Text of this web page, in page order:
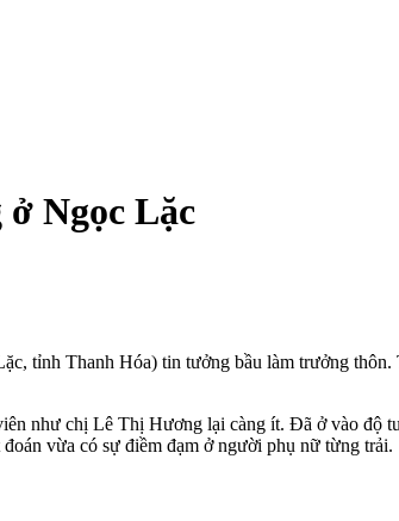
Ngọc Lặc
tỉnh Thanh Hóa) tin tưởng bầu làm trưởng
như chị Lê Thị Hương lại càng ít. Đã ở vào độ
vừa có sự điềm đạm ở người phụ nữ từng trải.